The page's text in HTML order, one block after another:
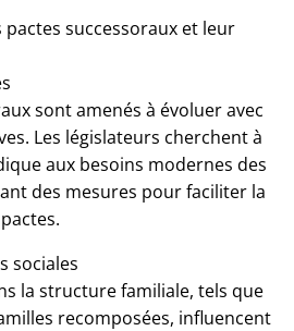
pactes successoraux et leur
sont amenés à évoluer avec
Les législateurs cherchent à
aux besoins modernes des
des mesures pour faciliter la
sociales
la structure familiale, tels que
recomposées, influencent